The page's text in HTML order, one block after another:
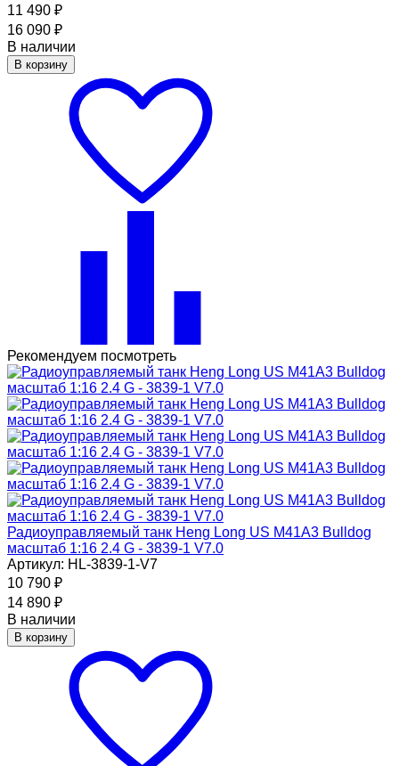
11 490 ₽
16 090 ₽
В наличии
В корзину
Рекомендуем посмотреть
Радиоуправляемый танк Heng Long US M41A3 Bulldog
масштаб 1:16 2.4 G - 3839-1 V7.0
Артикул: HL-3839-1-V7
10 790 ₽
14 890 ₽
В наличии
В корзину